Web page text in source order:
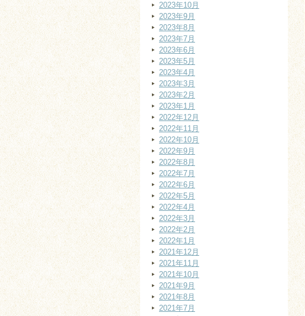
2023年10月
2023年9月
2023年8月
2023年7月
2023年6月
2023年5月
2023年4月
2023年3月
2023年2月
2023年1月
2022年12月
2022年11月
2022年10月
2022年9月
2022年8月
2022年7月
2022年6月
2022年5月
2022年4月
2022年3月
2022年2月
2022年1月
2021年12月
2021年11月
2021年10月
2021年9月
2021年8月
2021年7月